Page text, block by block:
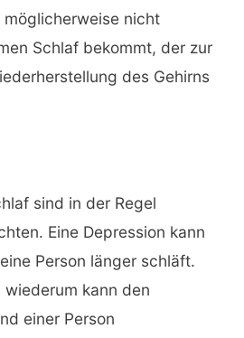
nicht
Schlaf bekommt, der zur
des Gehirns
sind in der Regel
Eine Depression kann
Person länger schläft.
kann den
einer Person